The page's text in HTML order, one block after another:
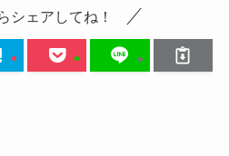
シェアしてね！